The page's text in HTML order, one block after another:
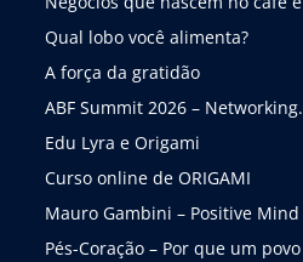
Qual lobo você alimenta?
A força da gratidão
ABF Summit 2026 –
Edu Lyra e Origami
Curso online de ORIGAMI
Mauro Gambini – Positive Mind
Pés-Coração – Por que um